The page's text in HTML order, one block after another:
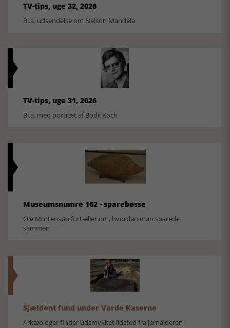
TV-tips, uge 32, 2026
Bl.a. udsendelse om Nelson Mandela
TV-tips, uge 31, 2026
Bl.a. med portræt af Bodil Koch
Museumsnumre 162 - sparebøsse
Ole Mortensøn fortæller om, hvordan man sparede
sammen
Sjældent fund under Varde Kaserne
Arkæologer finder udsmykket ildsted fra jernalderen